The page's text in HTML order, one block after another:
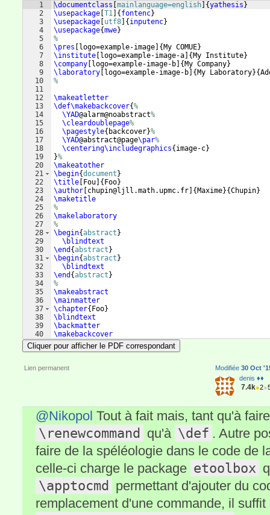
1
2
3
4
5
6
7
8
9
10
11
12
13
14
15
16
17
18
19
20
21
22
23
24
25
26
27
28
29
30
31
32
33
34
35
36
37
38
39
40
41
\documentclass mainlanguage=english {yathesis }
\usepackage T1 { fontenc}
\usepackage utf8 { inputenc}
\usepackage{mwe}
%
\pres
logo=example-image { My COMUE}
\institute
logo=example-image-a { My Institute}
\company
logo=example-image-b { My Company}
\laboratory
logo=example-image-b { My Laboratory}{
%
\makeatletter
\def\makebackcover{%
\YAD@alarm@noabstract%
\cleardoublepage%
\pagestyle{ backcover}%
\YAD@abstract@page\par%
\centering\includegraphics{ image-c}
}%
\makeatother
\begin{document }
\title
Fou { Foo}
\author chupin@ljll.math.upmc.fr { Maxime}{Chupin}
\maketitle
%
\makelaboratory
%
\begin{abstract }
\blindtext
\end {abstract }
\begin{abstract }
\blindtext
\end {abstract }
%
\makeabstract
\mainmatter
\chapter{ Foo}
\blindtext
\backmatter
\makebackcover
\end{document}
Cliquer pour afficher le PDF correspondant
Lien permanent Modifiée 30 Oct
denis ♦♦
7.4k●2●
@Nikopol Tout à fait mais, tant qu'à
\renewcommand qu'à \def . Autre
faire de la spéléologie dans le code de
celle-ci charge le package etoolbox
\apptocmd permettant d'ajouter du
remplacement d'une commande, il